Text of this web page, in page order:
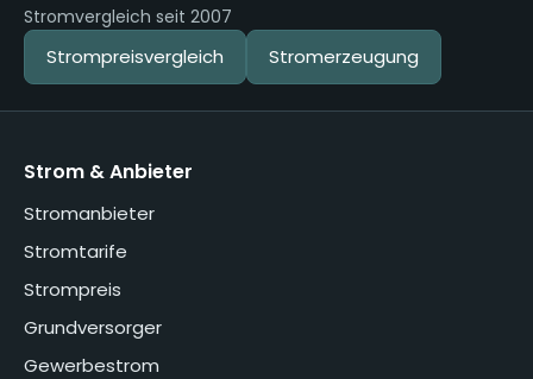
Stromvergleich seit 2007
Strompreisvergleich Stromerzeugung
Strom & Anbieter
Stromanbieter
Stromtarife
Strompreis
Grundversorger
Gewerbestrom